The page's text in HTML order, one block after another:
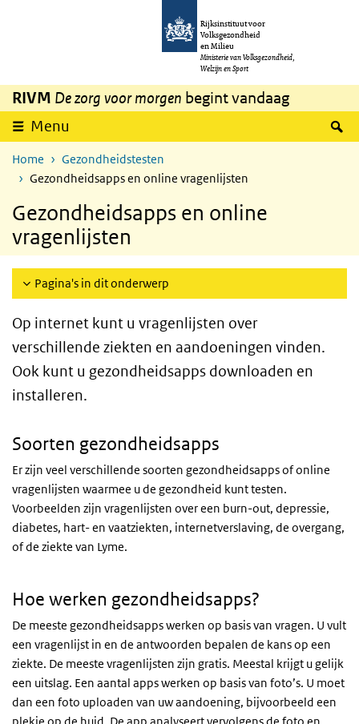
Overslaan en naar de inhoud gaan
Rijksinstituut voor
Volksgezondheid
en Milieu
Ministerie van Volksgezondheid,
Welzijn en Sport
RIVM De zorg voor morgen begint vandaag
Menu
Home
Gezondheidstesten
Gezondheidsapps en online vragenlijsten
Gezondheidsapps en online
vragenlijsten
Pagina's in dit onderwerp
Op internet kunt u vragenlijsten over
verschillende ziekten en aandoeningen vinden.
Ook kunt u gezondheidsapps downloaden en
installeren.
Soorten gezondheidsapps
Er zijn veel verschillende soorten gezondheidsapps of online
vragenlijsten waarmee u de gezondheid kunt testen.
Voorbeelden zijn vragenlijsten over een burn-out, depressie,
diabetes, hart- en vaatziekten, internetverslaving, de overgang,
of de ziekte van Lyme.
Hoe werken gezondheidsapps?
De meeste gezondheidsapps werken op basis van vragen. U vult
een vragenlijst in en de antwoorden bepalen de kans op een
ziekte. De meeste vragenlijsten zijn gratis. Meestal krijgt u gelijk
een uitslag. Een aantal apps werken op basis van foto’s. U moet
dan een foto uploaden van uw aandoening, bijvoorbeeld een